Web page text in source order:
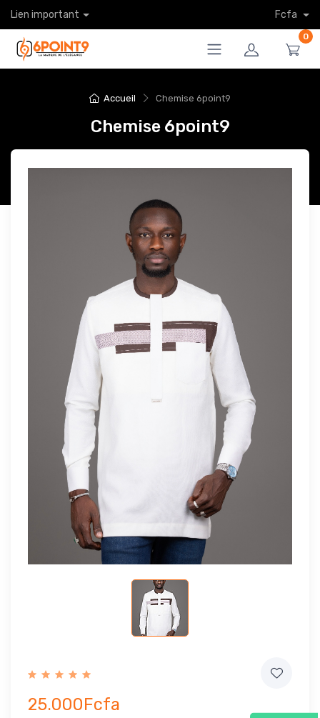
Lien important Fcfa
0
Accueil Chemise 6point9
Chemise 6point9
25.000Fcfa